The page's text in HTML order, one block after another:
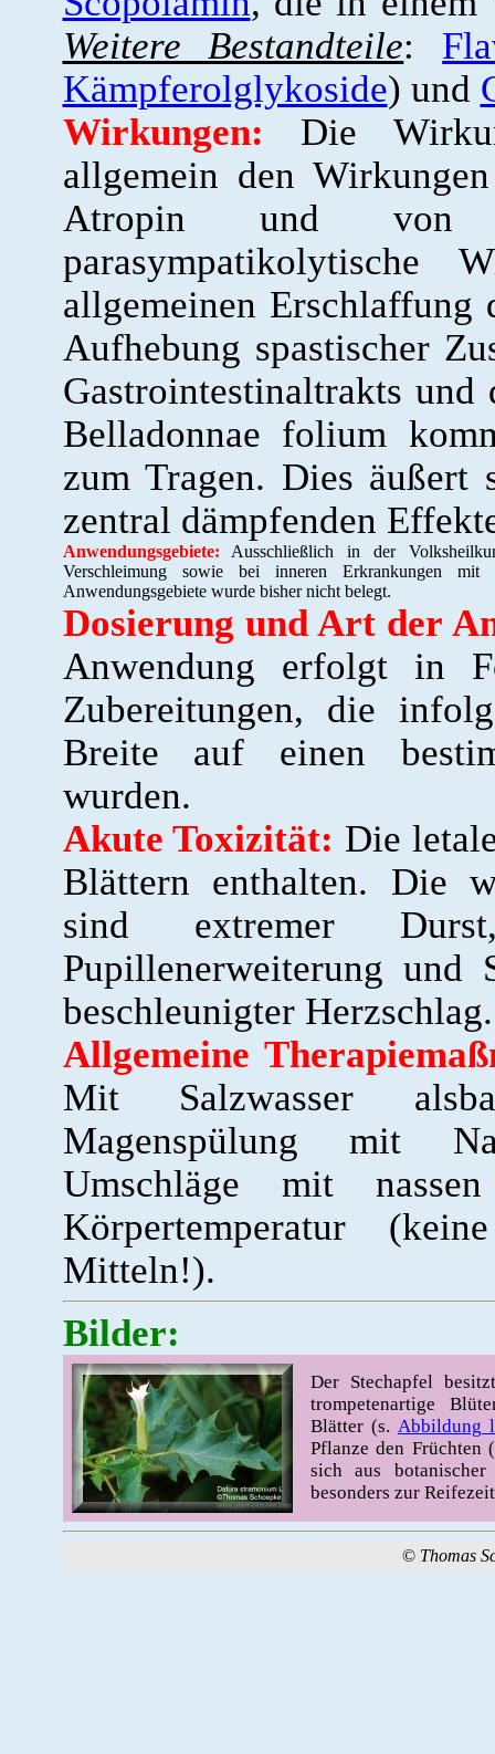
Weitere Bestandteile:
Kämpferolglykoside) und
Wirkungen: Die
allgemein den
Atropin und von
allgemeinen
Aufhebung spastischer
Gastrointestinaltrakts
Belladonnae folium
zum Tragen. Dies äußert
zentral dämpfenden
Anwendungsgebiete: Ausschließlich in der
Verschleimung sowie bei inneren Erkrankungen
Anwendungsgebiete wurde bisher nicht belegt.
Dosierung und Art der
Anwendung erfolgt in
Zubereitungen, die
Breite auf einen
wurden.
Akute Toxizität: Die
Blättern enthalten. Die
sind extremer
Pupillenerweiterung und
beschleunigter Herzschlag.
Allgemeine
Mit Salzwasser
Magenspülung mit
Umschläge mit
Körpertemperatur
Mitteln!).
Bilder:
Der Stechapfel
trompetenartige
Blätter (s. Abbildung
Pflanze den Früchten
sich aus
besonders zur
© Thomas